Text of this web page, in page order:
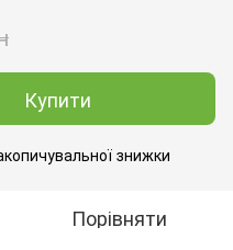
Купити
знижки
Порівняти